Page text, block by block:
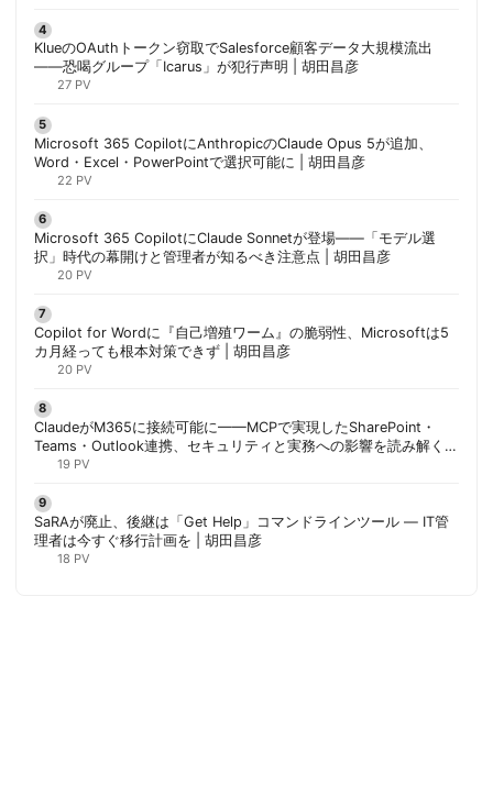
KlueのOAuthトークン窃取でSalesforce顧客データ大規模流出
——恐喝グループ「Icarus」が犯行声明 | 胡田昌彦
27 PV
Microsoft 365 CopilotにAnthropicのClaude Opus 5が追加、
Word・Excel・PowerPointで選択可能に | 胡田昌彦
22 PV
Microsoft 365 CopilotにClaude Sonnetが登場——「モデル選
択」時代の幕開けと管理者が知るべき注意点 | 胡田昌彦
20 PV
Copilot for Wordに『自己増殖ワーム』の脆弱性、Microsoftは5
カ月経っても根本対策できず | 胡田昌彦
20 PV
ClaudeがM365に接続可能に——MCPで実現したSharePoint・
Teams・Outlook連携、セキュリティと実務への影響を読み解く |
胡田昌彦
19 PV
SaRAが廃止、後継は「Get Help」コマンドラインツール — IT管
理者は今すぐ移行計画を | 胡田昌彦
18 PV